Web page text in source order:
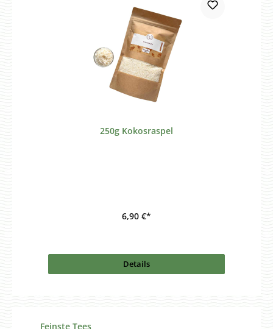
250g Kokosraspel
6,90 €*
Details
Produktgalerie überspringen
Feinste Tees